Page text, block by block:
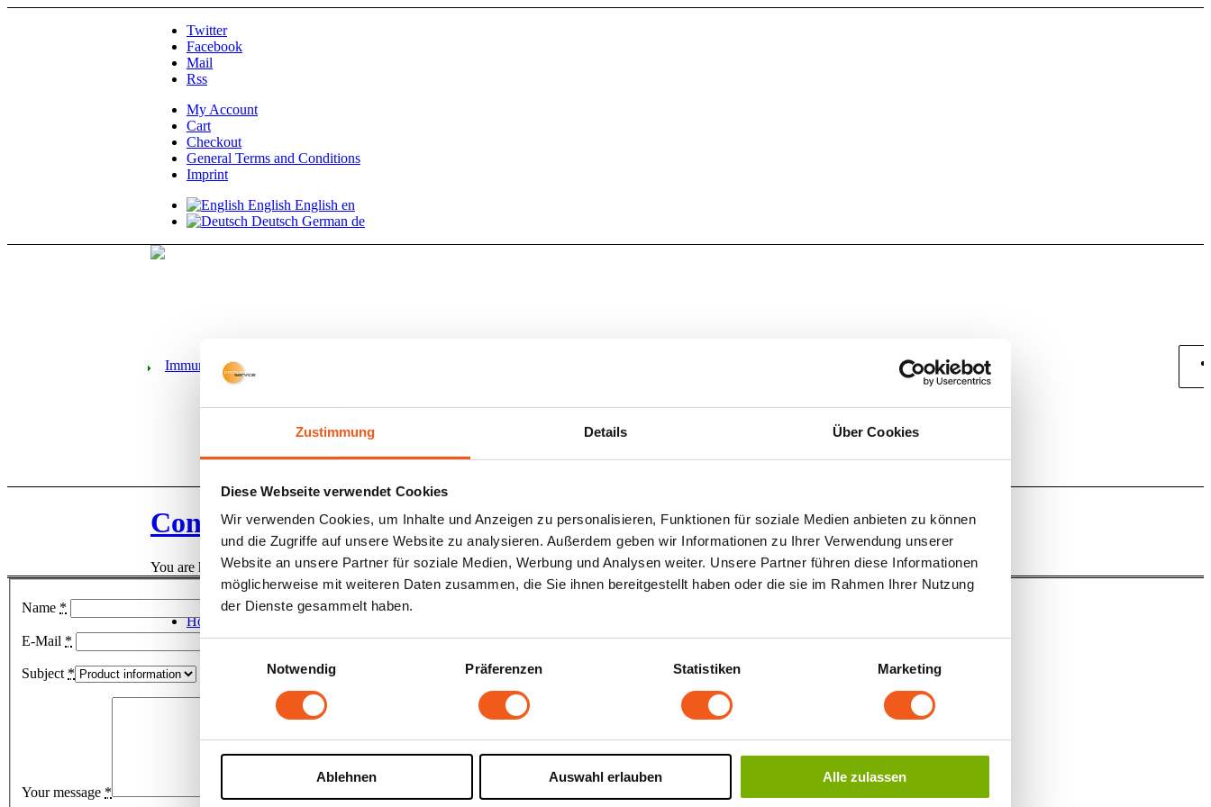
Zustimmung Details Über Cookies
Diese Webseite verwendet Cookies
Wir verwenden Cookies, um Inhalte und Anzeigen zu personalisieren, Funktionen für soziale Medien anbieten zu können
und die Zugriffe auf unsere Website zu analysieren. Außerdem geben wir Informationen zu Ihrer Verwendung unserer
Website an unsere Partner für soziale Medien, Werbung und Analysen weiter. Unsere Partner führen diese Informationen
möglicherweise mit weiteren Daten zusammen, die Sie ihnen bereitgestellt haben oder die sie im Rahmen Ihrer Nutzung
der Dienste gesammelt haben.
Einwilligungsauswahl
Notwendig
Präferenzen Statistiken Marketing
Ablehnen Auswahl erlauben Alle zulassen
Twitter
Facebook
Mail
Rss
My Account
Cart
Checkout
General Terms and Conditions
Imprint
English English en
Deutsch German de
Home
Contact
You are here: Home1 / Contact
Name *
E-Mail *
Subject *
Your message *